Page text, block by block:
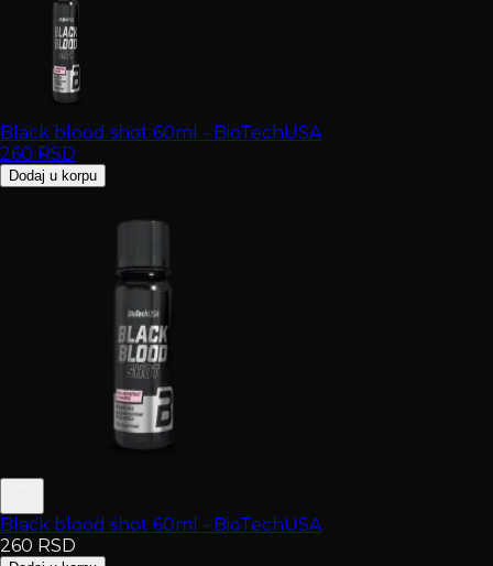
Black blood shot 60ml - BioTechUSA
260 RSD
Dodaj u korpu
Black blood shot 60ml - BioTechUSA
260 RSD